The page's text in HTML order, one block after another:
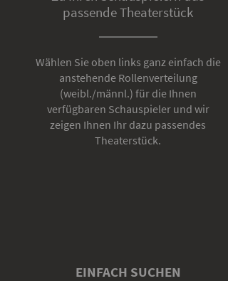
passende Theaterstück
Wählen Sie oben links ganz einfach die
anstehende Rollenverteilung
(weibl./männl.) für die Ihnen
verfügbaren Schauspieler und wir
zeigen Ihnen Ihr dazu passendes
Theaterstück.
EINFACH SUCHEN